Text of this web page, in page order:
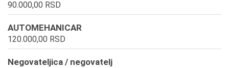
90.000,00 RSD
AUTOMEHANICAR
120.000,00 RSD
Negovateljica / negovatelj